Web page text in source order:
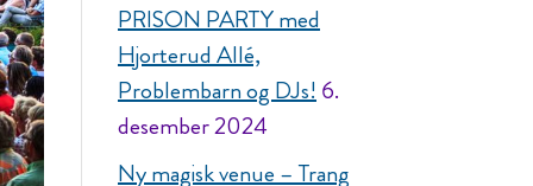
PRISON PARTY med
Hjorterud Allé,
Problembarn og DJs! 6.
desember 2024
Ny magisk venue – Trang